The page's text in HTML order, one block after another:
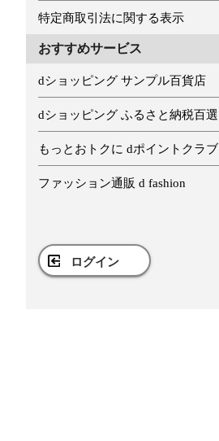
特定商取引法に関する表示
おすすめサービス
dショッピング サンプル百貨店
dショッピング ふるさと納税百選
もっとおトクに dポイントクラブ
ファッション通販 d fashion
ログイン